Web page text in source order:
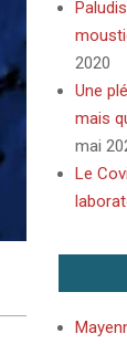
2020
Une
mais
mai
Le